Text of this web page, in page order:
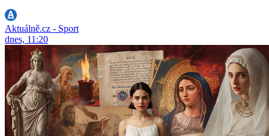
Aktuálně.cz - Sport
dnes, 11:20